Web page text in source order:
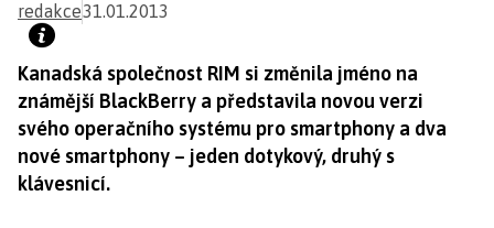
redakce31.01.2013
Kanadská společnost RIM si změnila jméno na
známější BlackBerry a představila novou verzi
svého operačního systému pro smartphony a dva
nové smartphony – jeden dotykový, druhý s
klávesnicí.